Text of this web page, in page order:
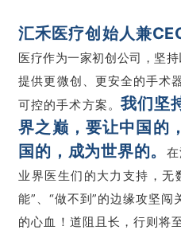
汇禾医疗创始人兼
医疗作为一家初创公司，坚
提供更微创、更安全的手术
可控的手术方案。 我们坚
界之巅，要让中国的
国的，成为世界的。
业界医生们的大力支持，无
能”、“做不到”的边缘攻坚
的心血！道阻且长，行则将